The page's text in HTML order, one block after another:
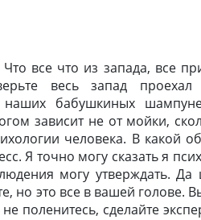
все что из запада, все
весь запад проехал
бабушкиных
зависит не от мойки,
человека. В какой
Я точно могу сказать я
могу утверждать.
но это все в вашей голове.
поленитесь, сделайте